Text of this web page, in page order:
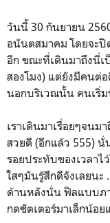
วันนี้ 30 กันยายน
อนันตสมาคม โดยจะปิ
อีก ขณะที่เดินมาถึงนี่เ
สองโมง) แต่ยังมีคนต่
นอกบริเวณนั้น คนเริ่ม
เราเดินมาเรื่อยๆจน
สวยดี (อีกแล้ว 555)
รอยประทับของเวลา
ใสๆมันรู้สึกดีจังเลยน
ด้านหลังนั่น ฟิลแบบภ
กดชัตเตอร์มาเล็กน้อ